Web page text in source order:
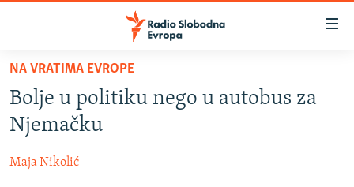
Pređite
glavni
sadržaj
Pređite
na
VIJESTI
BOSNA I HERCEGOVINA
SRBIJA
KOSOVO
NA VRATIMA EVROPE
Bolje u politiku nego u autobus za
Njemačku
Maja Nikolić